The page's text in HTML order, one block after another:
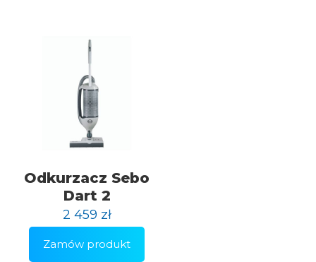
Odkurzacz Sebo
Dart 2
2 459 zł
Zamów produkt